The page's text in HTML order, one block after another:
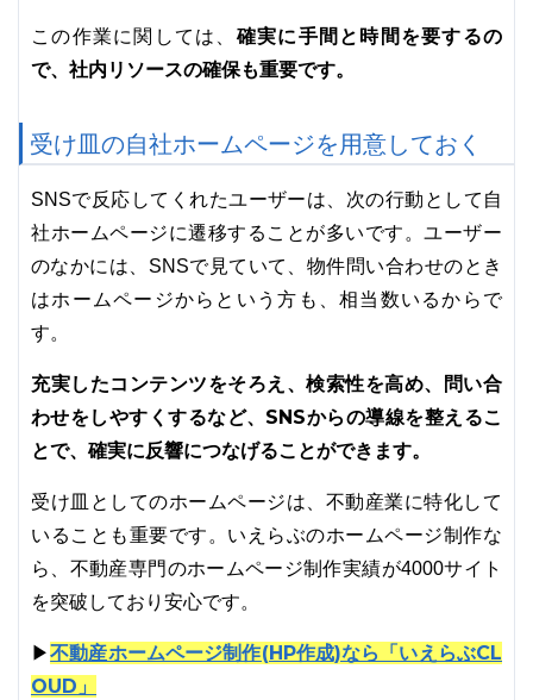
この作業に関しては、 確実に手間と時間を要するの
で、社内リソースの確保も重要です。
受け皿の自社ホームページを用意しておく
SNSで反応してくれたユーザーは、次の行動として自
社ホームページに遷移することが多いです。ユーザー
のなかには、SNSで見ていて、物件問い合わせのとき
はホームページからという方も、相当数いるからで
す。
充実したコンテンツをそろえ、検索性を高め、問い合
わせをしやすくするなど、SNSからの導線を整えるこ
とで、確実に反響につなげることができます。
受け皿としてのホームページは、不動産業に特化して
いることも重要です。いえらぶのホームページ制作な
ら、不動産専門のホームページ制作実績が4000サイト
を突破しており安心です。
▶不動産ホームページ制作(HP作成)なら「いえらぶCL
OUD」